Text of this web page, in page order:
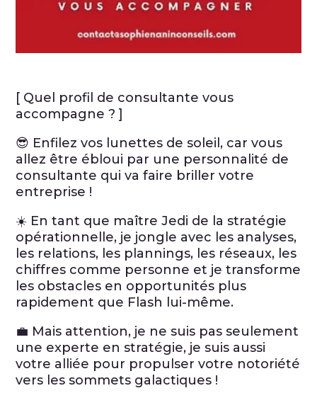
[ Quel profil de consultante vous
accompagne ? ]
😎 Enfilez vos lunettes de soleil, car vous
allez être ébloui par une personnalité de
consultante qui va faire briller votre
entreprise !
☀️ En tant que maître Jedi de la stratégie
opérationnelle, je jongle avec les analyses,
les relations, les plannings, les réseaux, les
chiffres comme personne et je transforme
les obstacles en opportunités plus
rapidement que Flash lui-même.
💼 Mais attention, je ne suis pas seulement
une experte en stratégie, je suis aussi
votre alliée pour propulser votre notoriété
vers les sommets galactiques !